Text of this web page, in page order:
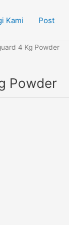
Kami Post
4 Kg Powder
Powder